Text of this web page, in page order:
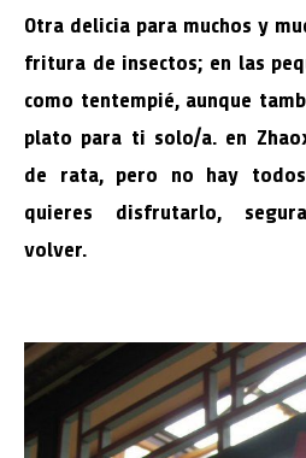
Otra delicia para muchos y
fritura de insectos; en las
como tentempié, aunque
plato para ti solo/a. en
de rata, pero no hay
quieres disfrutarlo,
volver.